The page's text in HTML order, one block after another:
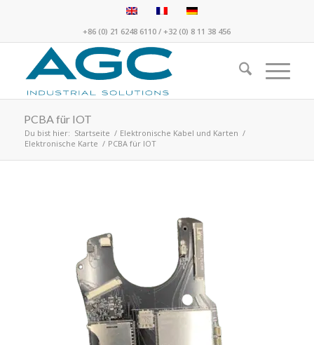
+86 (0) 21 6248 6110 /+32 (0) 8 11 38 456
PCBA für IOT
Du bist hier: Startseite / Elektronische Kabel und Karten /
Elektronische Karte / PCBA für IOT